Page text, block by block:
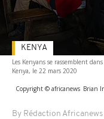
Les Kenyans se rassemblent
Kenya, le 22 mars 2020
Copyright © africanews Brian
By Rédaction Africanews
KENYA